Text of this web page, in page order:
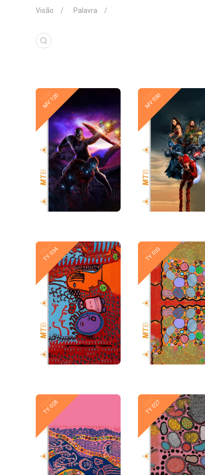
Visão
Palavra
Novo
MV 120 Novo
MV 030
Novo
TY 034 Novo
TY 033
Novo
TY 028 Novo
TY 027